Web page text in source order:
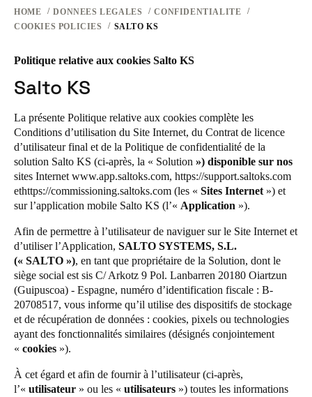
USA
English
Canada
EnglishFrançais
Enregistrer la nouvelle sélection comme choix par défaut
saltoks.com
my-clay.com
Salto KS
Salto Homelok
Salto Nebula
Salto XS4Com
Salto XS4 Face
Salto Space
HOME DONNEES LEGALES
CONFIDENTIALITE
COOKIES POLICIES
SALTO KS
Politique relative aux cookies Salto KS
Salto KS
La présente Politique relative aux cookies complète les
Conditions d’utilisation du Site Internet, du Contrat de licence
d’utilisateur final et de la Politique de confidentialité de la
solution Salto KS (ci-après, la « Solution ») disponible sur nos
sites Internet www.app.saltoks.com, https://support.saltoks.com
ethttps://commissioning.saltoks.com (les « Sites Internet ») et
sur l’application mobile Salto KS (l’« Application »).
Afin de permettre à l’utilisateur de naviguer sur le Site Internet et
d’utiliser l’Application, SALTO SYSTEMS, S.L.
(« SALTO »), en tant que propriétaire de la Solution, dont le
siège social est sis C/ Arkotz 9 Pol. Lanbarren 20180 Oiartzun
(Guipuscoa) - Espagne, numéro d’identification fiscale : B-
20708517, vous informe qu’il utilise des dispositifs de stockage
et de récupération de données : cookies, pixels ou technologies
ayant des fonctionnalités similaires (désignés conjointement
« cookies »).
À cet égard et afin de fournir à l’utilisateur (ci-après,
l’« utilisateur » ou les « utilisateurs ») toutes les informations